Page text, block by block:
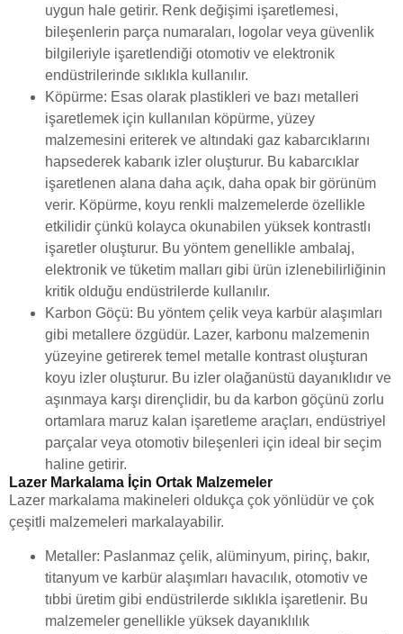
uygun hale getirir. Renk değişimi işaretlemesi,
bileşenlerin parça numaraları, logolar veya güvenlik
bilgileriyle işaretlendiği otomotiv ve elektronik
endüstrilerinde sıklıkla kullanılır.
Köpürme: Esas olarak plastikleri ve bazı metalleri
işaretlemek için kullanılan köpürme, yüzey
malzemesini eriterek ve altındaki gaz kabarcıklarını
hapsederek kabarık izler oluşturur. Bu kabarcıklar
işaretlenen alana daha açık, daha opak bir görünüm
verir. Köpürme, koyu renkli malzemelerde özellikle
etkilidir çünkü kolayca okunabilen yüksek kontrastlı
işaretler oluşturur. Bu yöntem genellikle ambalaj,
elektronik ve tüketim malları gibi ürün izlenebilirliğinin
kritik olduğu endüstrilerde kullanılır.
Karbon Göçü: Bu yöntem çelik veya karbür alaşımları
gibi metallere özgüdür. Lazer, karbonu malzemenin
yüzeyine getirerek temel metalle kontrast oluşturan
koyu izler oluşturur. Bu izler olağanüstü dayanıklıdır ve
aşınmaya karşı dirençlidir, bu da karbon göçünü zorlu
ortamlara maruz kalan işaretleme araçları, endüstriyel
parçalar veya otomotiv bileşenleri için ideal bir seçim
haline getirir.
Lazer Markalama İçin Ortak Malzemeler
Lazer markalama makineleri oldukça çok yönlüdür ve çok
çeşitli malzemeleri markalayabilir.
Metaller: Paslanmaz çelik, alüminyum, pirinç, bakır,
titanyum ve karbür alaşımları havacılık, otomotiv ve
tıbbi üretim gibi endüstrilerde sıklıkla işaretlenir. Bu
malzemeler genellikle yüksek dayanıklılık